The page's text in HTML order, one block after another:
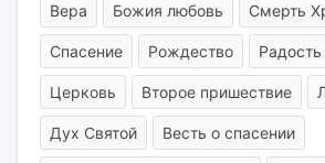
Вера Божия любовь Смерть
Спасение Рождество Радость
Церковь Второе пришествие
Дух Святой Весть о спасении